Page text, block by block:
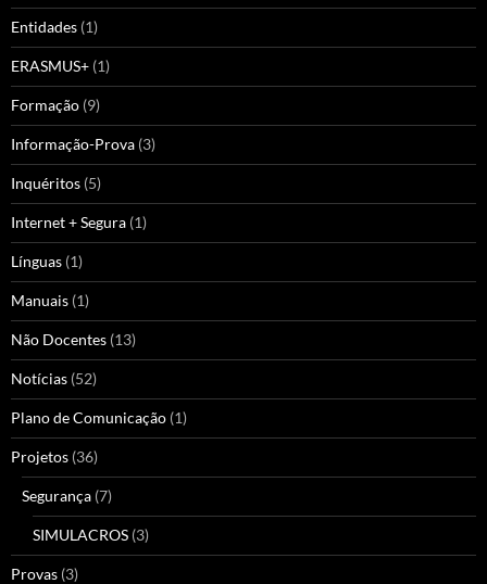
Entidades (1)
ERASMUS+ (1)
Formação (9)
Informação-Prova (3)
Inquéritos (5)
Internet + Segura (1)
Línguas (1)
Manuais (1)
Não Docentes (13)
Notícias (52)
Plano de Comunicação (1)
Projetos (36)
Segurança (7)
SIMULACROS (3)
Provas (3)